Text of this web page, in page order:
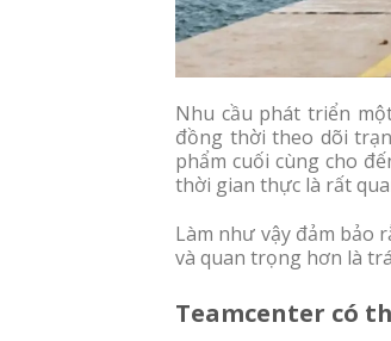
Nhu cầu phát triển
đồng thời theo dõi
phẩm cuối cùng cho
thời gian thực là rất
Làm như vậy đảm bảo
và quan trọng hơn là
Teamcenter có